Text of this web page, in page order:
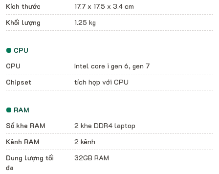
Kích thước
17.7 x 17.5 x 3.4 cm
Khối lượng
1.25 kg
CPU
CPU
Intel core i gen 6, gen 7
Chipset
tích hợp với CPU
RAM
Số khe RAM
2 khe DDR4 laptop
Kênh RAM
2 kênh
Dung lượng tối
đa
32GB RAM